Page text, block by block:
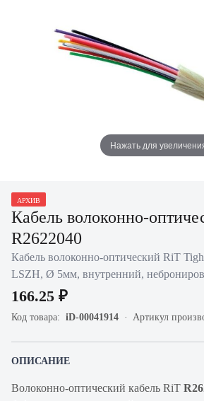
Нажать для
АРХИВ
Кабель волоконно-
R2622040
Кабель волоконно-оптический RiT
LSZH, Ø 5мм, внутренний,
166.25 ₽
Код товара: iD-00041914 Артикул
ОПИСАНИЕ
Волоконно-оптический кабель RiT